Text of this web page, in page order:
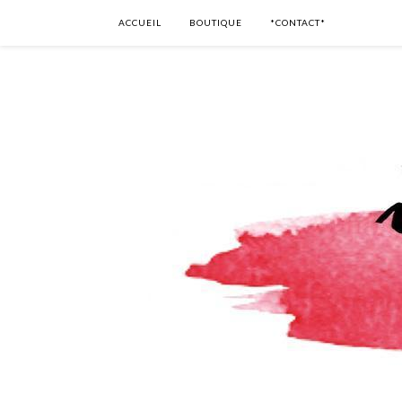
ACCUEIL BOUTIQUE *CONTACT*